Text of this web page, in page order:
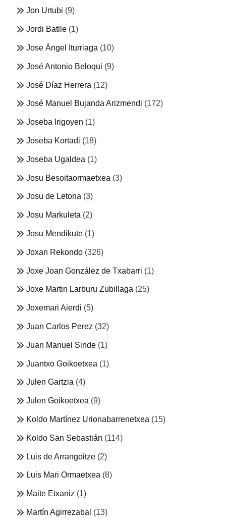
Jon Urtubi (9)
Jordi Batlle (1)
Jose Ángel Iturriaga (10)
José Antonio Beloqui (9)
José Díaz Herrera (12)
José Manuel Bujanda Arizmendi (172)
Joseba Irigoyen (1)
Joseba Kortadi (18)
Joseba Ugaldea (1)
Josu Besoitaormaetxea (3)
Josu de Letona (3)
Josu Markuleta (2)
Josu Mendikute (1)
Joxan Rekondo (326)
Joxe Joan González de Txabarri (1)
Joxe Martin Larburu Zubillaga (25)
Joxemari Aierdi (5)
Juan Carlos Perez (32)
Juan Manuel Sinde (1)
Juantxo Goikoetxea (1)
Julen Gartzia (4)
Julen Goikoetxea (9)
Koldo Martínez Urionabarrenetxea (15)
Koldo San Sebastián (114)
Luis de Arrangoitze (2)
Luis Mari Ormaetxea (8)
Maite Etxaniz (1)
Martín Agirrezabal (13)